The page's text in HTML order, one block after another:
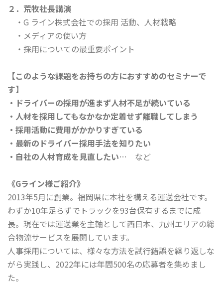
２．荒牧社長講演
・G ライン株式会社での採用 活動、人材戦略
・メディアの使い方
・採用についての最重要ポイント
【このような課題をお持ちの方におすすめのセミナーで
す】
・ドライバーの採用が進まず人材不足が続いている
・人材を採用してもなかなか定着せず離職してしまう
・採用活動に費用がかかりすぎている
・最新のドライバー採用手法を知りたい
・自社の人材育成を見直したい… など
《Gライン様ご紹介》
2013年5月に創業。福岡県に本社を構える運送会社です。
わずか10年足らずでトラックを93台保有するまでに成
長。現在では運送業を主軸として西日本、九州エリアの総
合物流サービスを展開しています。
人事採用については、様々な方法を試行錯誤を繰り返しな
がら実践し、2022年には年間500名の応募者を集めまし
た。